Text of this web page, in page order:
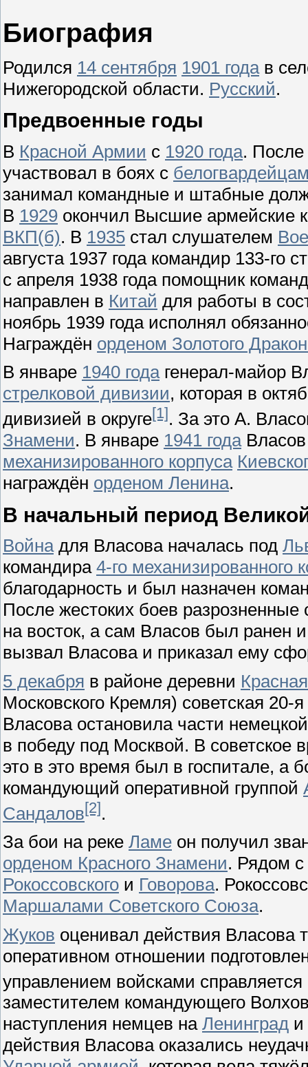
Биография
Родился 14 сентября 1901 годав
Нижегородской области. Русский.
Предвоенные годы
В Красной Армии с 1920 года. После
участвовал в боях с
занимал командные и штабные
В 1929 окончил Высшие армейские
ВКП(б). В 1935 стал слушателем
августа 1937 года командир 133-го
с апреля 1938 года помощник
направлен в Китай для работы в
ноябрь 1939 года исполнял
Награждён орденом Золотого
В январе 1940 годагенерал-майор
стрелковой дивизии, которая в
дивизией в округе[1] . За это А.
Знамени. В январе 1941 года
механизированного корпуса
награждён орденом Ленина.
В начальный период
Войнадля Власова началась под
командира 4-го механизированного
благодарность и был назначен
После жестоких боев
на восток, а сам Власов был ранен
вызвал Власова и приказал ему
5 декабря в районе деревни
Московского Кремля) советская
Власова остановила части
в победу под Москвой. В советское
это в это время был в госпитале, а
командующий оперативной группой
Сандалов[2].
За бои на реке Ламе он получил
орденом Красного Знамени. Рядом
Рокоссовского и Говорова.
Маршалами Советского Союза.
Жуков оценивал действия Власова
оперативном отношении
управлением войсками справляется
заместителем командующего
наступления немцев на Ленинград и
действия Власова оказались